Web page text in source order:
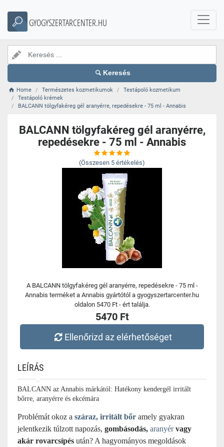
GYOGYSZERTARCENTER.HU
Keresés
Home Természetes kozmetikumok
Testápoló kozmetikum
Testápoló krémek
BALCANN tölgyfakéreg gél aranyérre, repedésekre - 75 ml - Annabis
BALCANN tölgyfakéreg gél aranyérre,
repedésekre - 75 ml - Annabis
(Összesen 5 értékelés)
A BALCANN tölgyfakéreg gél aranyérre, repedésekre - 75 ml -
Annabis terméket a Annabis gyártótól a gyogyszertarcenter.hu
oldalon 5470 Ft - ért találja.
5470 Ft
Ellenőrizd az elérhetőséget
LEÍRÁS
BALCANN az Annabis márkától: Hatékony kendergél irritált
bőrre, aranyérre és ekcémára
Problémát okoz a száraz, irritált bőr amely gyakran
jelentkezik túlzott napozás, gombásodás, aranyérvagy
akár rovarcsípés után? A hagyományos megoldások